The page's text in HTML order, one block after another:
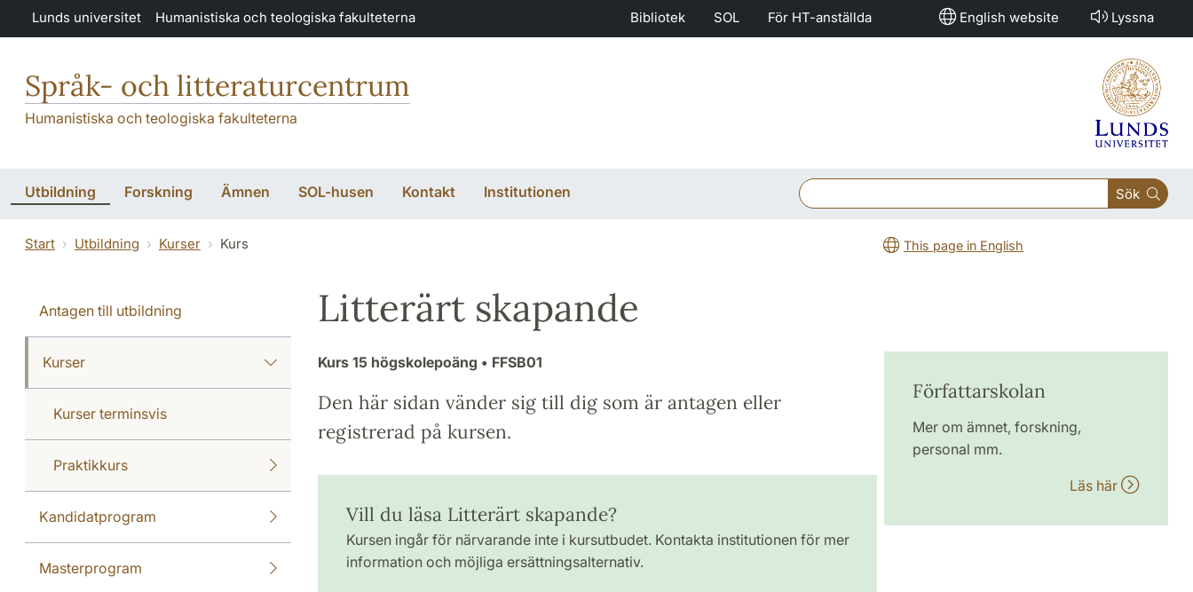
Hoppa till huvudinnehåll
Lunds universitet Humanistiska och teologiska fakulteterna Bibliotek SOL För HT-anställda English website Lyssna
Språk- och litteraturcentrum
Humanistiska och teologiska fakulteterna
Utbildning Forskning Ämnen SOL-husen Kontakt Institutionen Sök
Start Utbildning Kurser Kurs This page in English
Antagen till utbildning
Kurser
Kurser terminsvis
Praktikkurs
Kandidatprogram
Masterprogram
Litterärt skapande
Kurs 15 högskolepoäng • FFSB01
Den här sidan vänder sig till dig som är antagen eller
registrerad på kursen.
Vill du läsa Litterärt skapande?
Kursen ingår för närvarande inte i kursutbudet. Kontakta institutionen för mer
information och möjliga ersättningsalternativ.
Författarskolan
Mer om ämnet, forskning,
personal mm.
Läs här